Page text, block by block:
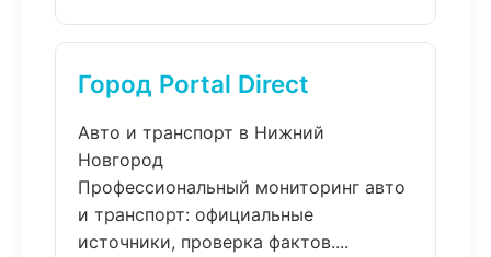
Город Portal Direct
Авто и транспорт в Нижний
Новгород
Профессиональный мониторинг авто
и транспорт: официальные
источники, проверка фактов....